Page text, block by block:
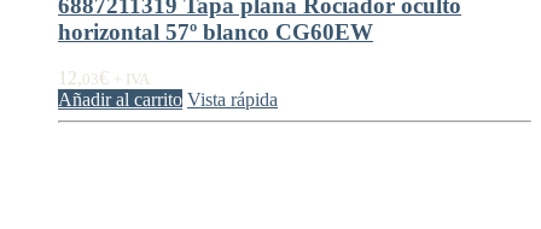
horizontal 57º blanco CG60EW
12,03€ + IVA
Añadir al carrito Vista rápida